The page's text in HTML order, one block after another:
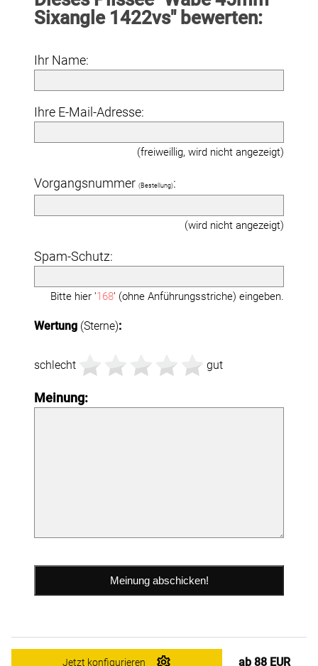
Sixangle 1422vs" bewerten:
Ihr Name:
Ihre E-Mail-Adresse:
(freiweillig, wird nicht angezeigt)
Vorgangsnummer (Bestellung):
(wird nicht angezeigt)
Spam-Schutz:
Bitte hier '168' (ohne Anführungsstriche) eingeben.
Wertung (Sterne):
schlecht gut
Meinung:
Jetzt konfigurieren ab 88 EUR